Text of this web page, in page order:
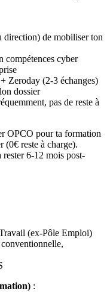
direction) de mobiliser ton
compétences cyber
Zeroday (2-3 échanges)
dossier
pas de reste à
OPCO pour ta formation
(0€ reste à charge).
rester 6-12 mois post-
(ex-Pôle Emploi)
: